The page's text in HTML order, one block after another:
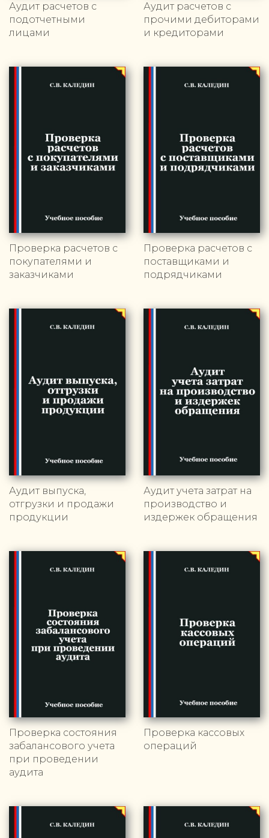
Аудит расчетов с
подотчетными
лицами
Аудит расчетов с
прочими дебиторами
и кредиторами
Проверка расчетов с
покупателями и
заказчиками
Проверка расчетов с
поставщиками и
подрядчиками
Аудит выпуска,
отгрузки и продажи
продукции
Аудит учета затрат на
производство и
издержек обращения
Проверка состояния
забалансового учета
при проведении
аудита
Проверка кассовых
операций